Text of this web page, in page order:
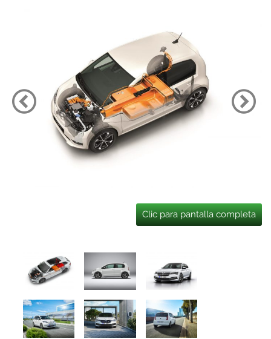
Clic para pantalla completa